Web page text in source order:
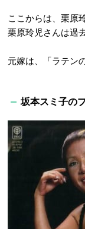
ここからは、栗原
栗原玲児さんは過
元嫁は、「ラテン
坂本スミ子の